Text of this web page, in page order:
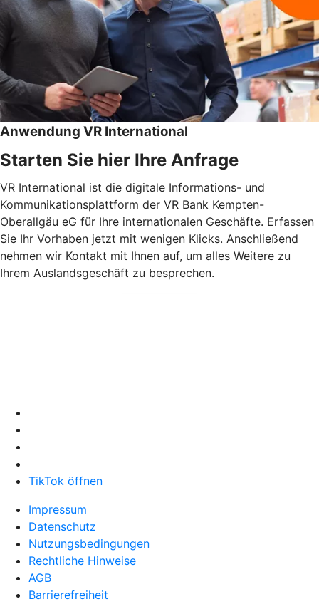
Anwendung VR International
Starten Sie hier Ihre Anfrage
VR International ist die digitale Informations- und
Kommunikationsplattform der VR Bank Kempten-
Oberallgäu eG für Ihre internationalen Geschäfte. Erfassen
Sie Ihr Vorhaben jetzt mit wenigen Klicks. Anschließend
nehmen wir Kontakt mit Ihnen auf, um alles Weitere zu
Ihrem Auslandsgeschäft zu besprechen.
TikTok öffnen
Impressum
Datenschutz
Nutzungsbedingungen
Rechtliche Hinweise
AGB
Barrierefreiheit